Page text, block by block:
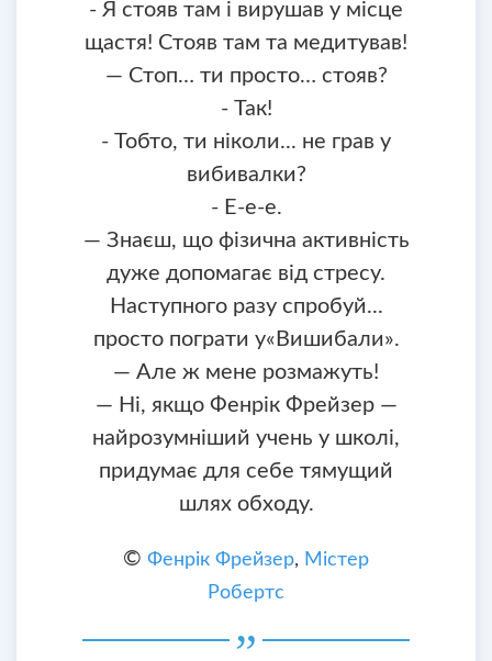
- Я стояв там і вирушав у місце
щастя! Стояв там та медитував!
— Стоп… ти просто… стояв?
- Так!
- Тобто, ти ніколи... не грав у
вибивалки?
- Е-е-е.
— Знаєш, що фізична активність
дуже допомагає від стресу.
Наступного разу спробуй...
просто пограти у«Вишибали».
— Але ж мене розмажуть!
— Ні, якщо Фенрік Фрейзер —
найрозумніший учень у школі,
придумає для себе тямущий
шлях обходу.
© Фенрік Фрейзер, Містер
Робертс